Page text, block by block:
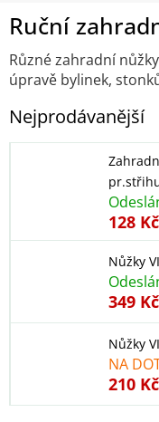
Ruční
Různé zahradní
úpravě bylinek,
Nejprodávanější
128 Kč
Nůžky
349 Kč
Nůžky
NA
210 Kč